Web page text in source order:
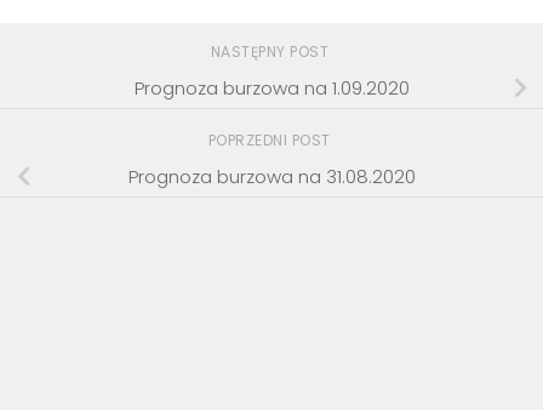
NASTĘPNY POST
Prognoza burzowa na 1.09.2020
POPRZEDNI POST
Prognoza burzowa na 31.08.2020